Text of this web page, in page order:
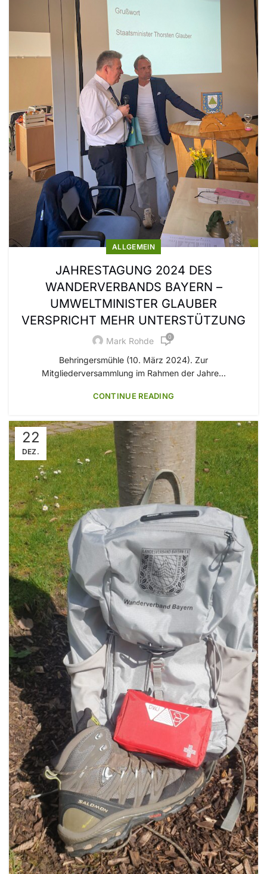
ALLGEMEIN
JAHRESTAGUNG 2024 DES
WANDERVERBANDS BAYERN –
UMWELTMINISTER GLAUBER
VERSPRICHT MEHR UNTERSTÜTZUNG
Mark Rohde 0
Behringersmühle (10. März 2024). Zur
Mitgliederversammlung im Rahmen der Jahre...
CONTINUE READING
22
DEZ.